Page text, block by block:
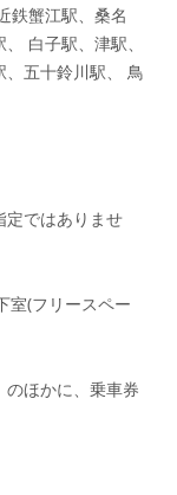
鉄蟹江駅、桑名
白子駅、津駅、
五十鈴川駅、 鳥
定ではありませ
室(フリースペー
のほかに、乗車券